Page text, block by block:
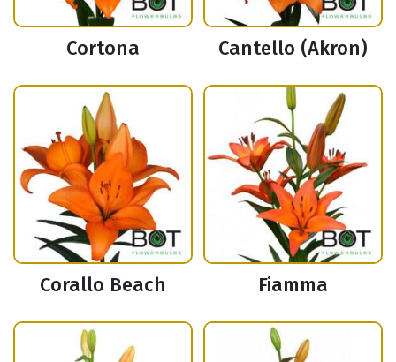
Cortona Cantello (Akron)
Corallo Beach Fiamma